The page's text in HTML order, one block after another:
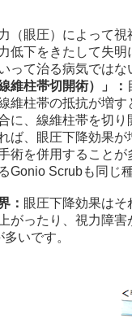
（眼圧）によって
低下をきたして失
って治る病気では
維柱帯切開術）」：
維柱帯の抵抗が増
に、線維柱帯を切
ば、眼圧下降効果
術を併用すること
Gonio Scrubも同じ
： 眼圧下降効果は
がったり、視力障
いです。